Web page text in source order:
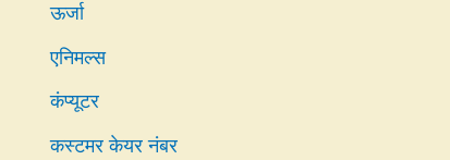
ऊर्जा
एनिमल्स
कंप्यूटर
कस्टमर केयर नंबर